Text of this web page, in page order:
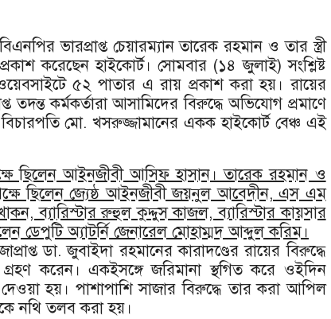
ভারপ্রাপ্ত চেয়ারম্যান তারেক রহমান ও তার স্ত্রী
করেছেন হাইকোর্ট। সোমবার (১৪ জুলাই) সংশ্লিষ্ট
ওয়েবসাইটে ৫২ পাতার এ রায় প্রকাশ করা হয়। রায়ের
তদন্ত কর্মকর্তারা আসামিদের বিরুদ্ধে অভিযোগ প্রমাণে
মো. খসরুজ্জামানের একক হাইকোর্ট বেঞ্চ এই
ছিলেন আইনজীবী আসিফ হাসান। তারেক রহমান ও
ছিলেন জ্যেষ্ঠ আইনজীবী জয়নুল আবেদীন, এস এম
ব্যারিস্টার রুহুল কুদ্দুস কাজল, ব্যারিস্টার কায়সার
ডেপুটি অ্যাটর্নি জেনারেল মোহাম্মদ আব্দুল করিম।
ডা. জুবাইদা রহমানের কারাদণ্ডের রায়ের বিরুদ্ধে
করেন। একইসঙ্গে জরিমানা স্থগিত করে ওইদিন
হয়। পাশাপাশি সাজার বিরুদ্ধে তার করা আপিল
নথি তলব করা হয়।